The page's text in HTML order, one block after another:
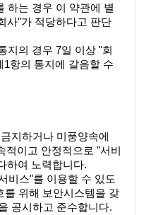
하는 경우 이 약관에 별
사"가 적당하다고 판단
지의 경우 7일 이상 "회
항의 통지에 갈음할 수
지하거나 미풍양속에
이고 안정적으로 "서비
하여 노력합니다.
비스"를 이용할 수 있도
를 위해 보안시스템을 갖
공시하고 준수합니다.